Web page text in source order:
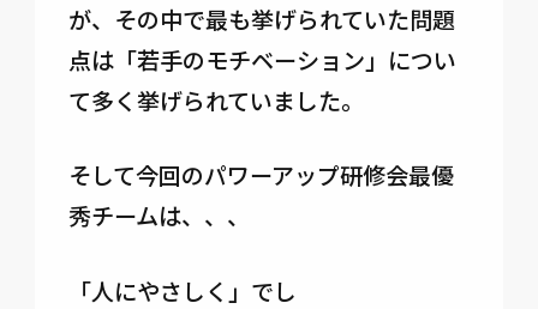
が、その中で最も挙げられていた問題
点は「若手のモチベーション」につい
て多く挙げられていました。
そして今回のパワーアップ研修会最優
秀チームは、、、
「人にやさしく」でし